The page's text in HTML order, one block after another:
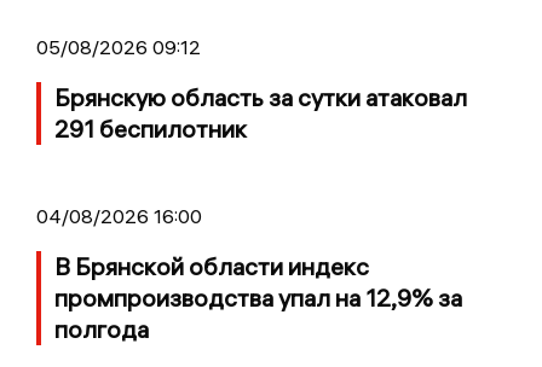
05/08/2026 09:12
Брянскую область за сутки атаковал
291 беспилотник
04/08/2026 16:00
В Брянской области индекс
промпроизводства упал на 12,9% за
полгода